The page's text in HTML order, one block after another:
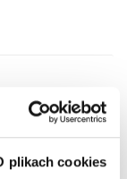
plikach cookies